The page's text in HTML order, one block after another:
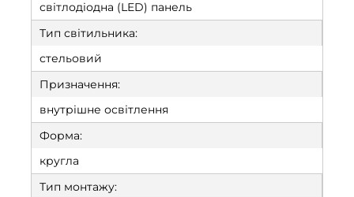
світлодіодна (LED) панель
Тип світильника:
стельовий
Призначення:
внутрішне освітлення
Форма:
кругла
Тип монтажу: